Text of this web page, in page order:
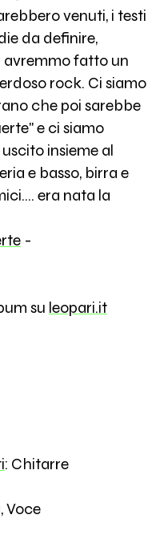
venuti, i testi
da definire,
avremmo fatto un
rock. Ci siamo
che poi sarebbe
e ci siamo
insieme al
e basso, birra e
era nata la
-
su leopari.it
: Chitarre
Voce